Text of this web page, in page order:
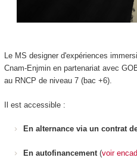
Le MS designer d'expériences
Cnam-Enjmin en partenariat avec
au RNCP de niveau 7 (bac +6).
Il est accessible :
En alternance via un contrat
En autofinancement (voir